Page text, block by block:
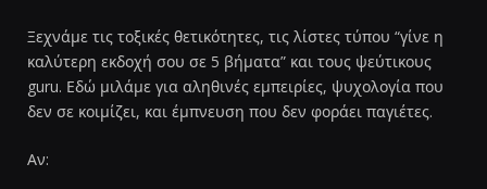
Ξεχνάμε τις τοξικές θετικότητες, τις λίστες τύπου “γίνε η
καλύτερη εκδοχή σου σε 5 βήματα” και τους ψεύτικους
guru. Εδώ μιλάμε για αληθινές εμπειρίες, ψυχολογία που
δεν σε κοιμίζει, και έμπνευση που δεν φοράει παγιέτες.
Αν: